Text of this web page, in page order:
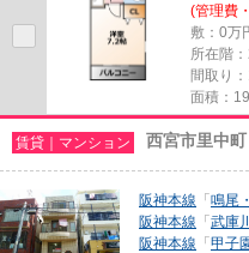
(管理費
敷：0万
所在階
間取り
面積：
賃貸｜マンション 西宮市里中
阪神本線 「 鳴尾
阪神本線 「 武庫川
阪神本線 「 甲子